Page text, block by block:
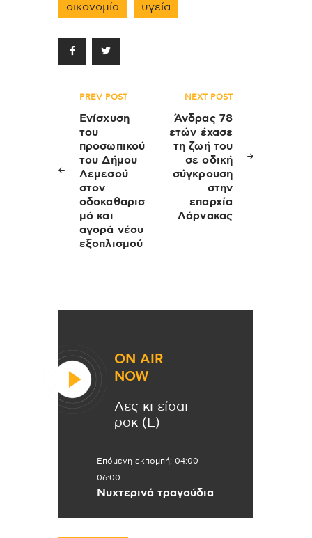
οικονομία υγεία
Πλοήγηση
άρθρων
PREV POST
Ενίσχυση
του
προσωπικού
του Δήμου
Λεμεσού
στον
οδοκαθαρισ
μό και
αγορά νέου
εξοπλισμού
NEXT POST
Άνδρας 78
ετών έχασε
τη ζωή του
σε οδική
σύγκρουση
στην
επαρχία
Λάρνακας
ON AIR
NOW
Λες κι είσαι
ροκ (Ε)
Επόμενη εκπομπή: 04:00 -
06:00
Νυχτερινά τραγούδια